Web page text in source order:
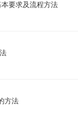
要求及流程方法
方法